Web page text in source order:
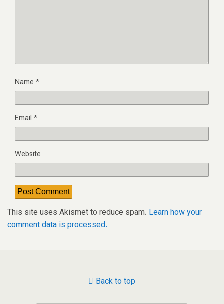
Name *
Email *
Website
This site uses Akismet to reduce spam. Learn how your
comment data is processed.
Back to top